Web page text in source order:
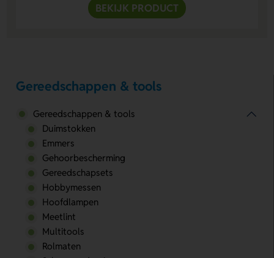
BEKIJK PRODUCT
Gereedschappen & tools
Gereedschappen & tools
Duimstokken
Emmers
Gehoorbescherming
Gereedschapsets
Hobbymessen
Hoofdlampen
Meetlint
Multitools
Rolmaten